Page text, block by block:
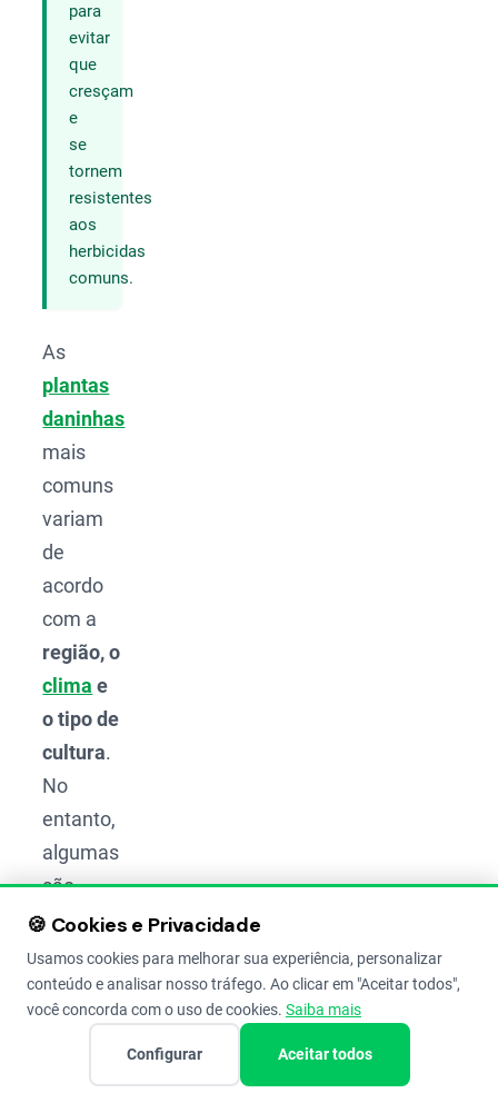
para
evitar
que
cresçam
e
se
tornem
resistentes
aos
herbicidas
comuns.
As
plantas
daninhas
mais
comuns
variam
de
acordo
com a
região, o
clima e
o tipo de
cultura.
No
entanto,
algumas
são
conhecidas
em todo
o Brasil
pela sua
capacidade
🍪 Cookies e Privacidade
Usamos cookies para melhorar sua experiência, personalizar
conteúdo e analisar nosso tráfego. Ao clicar em "Aceitar todos",
você concorda com o uso de cookies. Saiba mais
Configurar Aceitar todos